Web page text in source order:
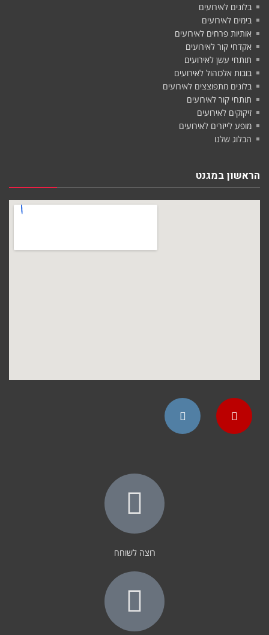
בלונים לאירועים
בימים לאירועים
אותיות פרחים לאירועים
אקדחי קור לאירועים
תותחי עשן לאירועים
בובות אלכוהול לאירועים
בלונים מתפוצצים לאירועים
תותחי קור לאירועים
זיקוקים לאירועים
מופע לייזרים לאירועים
הבלוג שלנו
הראשון במגנט
רוצה לשוחח